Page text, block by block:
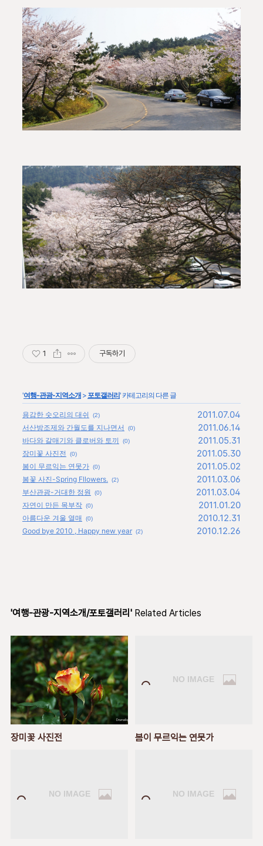
1 구독하기
'여행-관광-지역소개 > 포토갤러리' 카테고리의 다른 글
용감한 숫오리의 대쉬 (2) 2011.07.04
서산방조제와 간월도를 지나면서 (0) 2011.06.14
바다와 갈매기와 클로버와 토끼 (0) 2011.05.31
장미꽃 사진전 (0) 2011.05.30
봄이 무르익는 연못가 (0) 2011.05.02
봄꽃 사진-Spring Fllowers. (2) 2011.03.06
부산관광-거대한 정원 (0) 2011.03.04
자연이 만든 목부작 (0) 2011.01.20
아름다운 겨울 열매 (0) 2010.12.31
Good bye 2010 , Happy new year (2) 2010.12.26
'여행-관광-지역소개/포토갤러리' Related Articles
장미꽃 사진전 봄이 무르익는 연못가